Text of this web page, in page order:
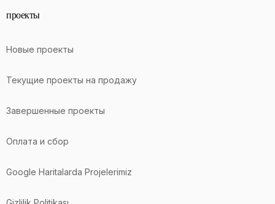
проекты
Новые проекты
Текущие проекты на продажу
Завершенные проекты
Оплата и сбор
Google Haritalarda Projelerimiz